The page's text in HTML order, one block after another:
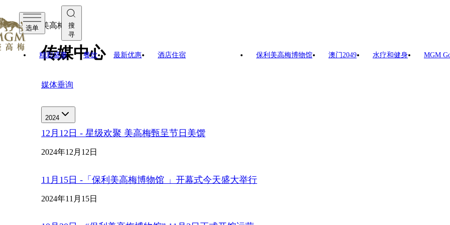
选单
搜
寻
精彩盛事 餐饮 最新优惠 酒店住宿 保利美高梅博物馆 澳门2049 水疗和健身 MGM
美高梅
传媒中心
媒体垂询
2024
12月12日 - 星级欢聚 美高梅甄呈节日美馔
2024年12月12日
11月15日 -「保利美高梅博物馆 」开幕式今天盛大举行
2024年11月15日